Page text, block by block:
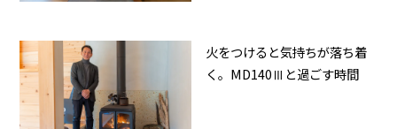
火をつけると気持ちが落ち着
く。MD140Ⅲと過ごす時間